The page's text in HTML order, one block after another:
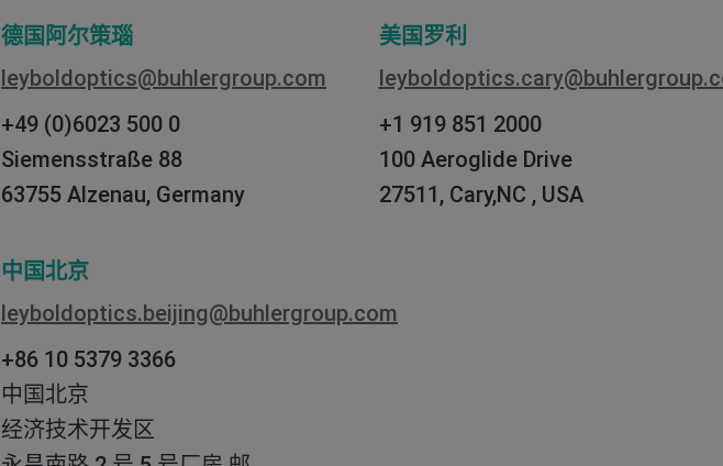
德国阿尔策瑙
leyboldoptics@buhlergroup.com
+49 (0)6023 500 0
Siemensstraße 88
63755 Alzenau, Germany
中国北京
leyboldoptics.beijing@buhlergroup.com
+86 10 5379 3366
中国北京
经济技术开发区
美国罗利
+1 919 851 2000
100 Aeroglide Drive
27511, Cary,NC , USA